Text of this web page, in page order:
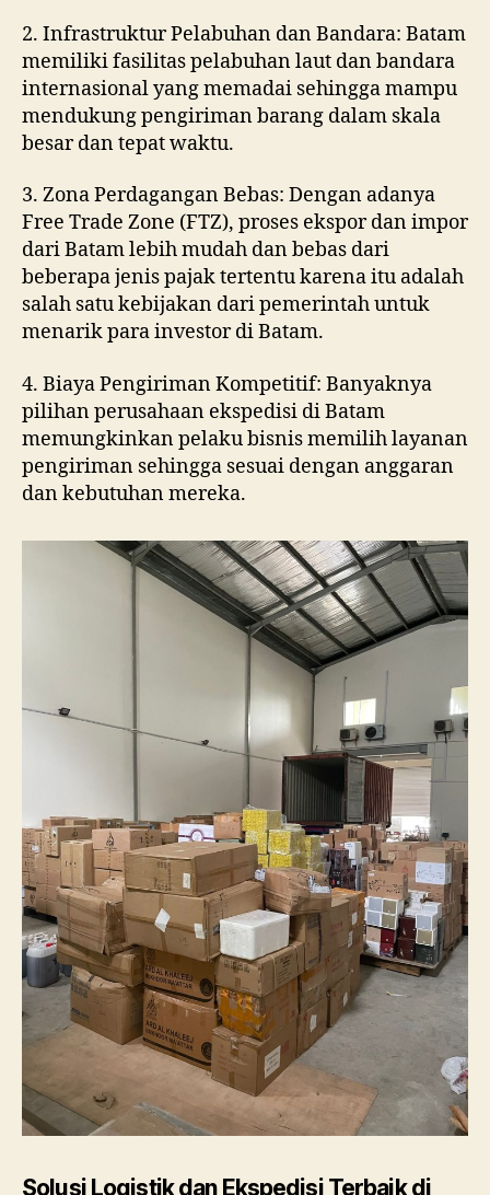
2. Infrastruktur Pelabuhan dan Bandara: Batam
memiliki fasilitas pelabuhan laut dan bandara
internasional yang memadai sehingga mampu
mendukung pengiriman barang dalam skala
besar dan tepat waktu.
3. Zona Perdagangan Bebas: Dengan adanya
Free Trade Zone (FTZ), proses ekspor dan impor
dari Batam lebih mudah dan bebas dari
beberapa jenis pajak tertentu karena itu adalah
salah satu kebijakan dari pemerintah untuk
menarik para investor di Batam.
4. Biaya Pengiriman Kompetitif: Banyaknya
pilihan perusahaan ekspedisi di Batam
memungkinkan pelaku bisnis memilih layanan
pengiriman sehingga sesuai dengan anggaran
dan kebutuhan mereka.
Solusi Logistik dan Ekspedisi Terbaik di